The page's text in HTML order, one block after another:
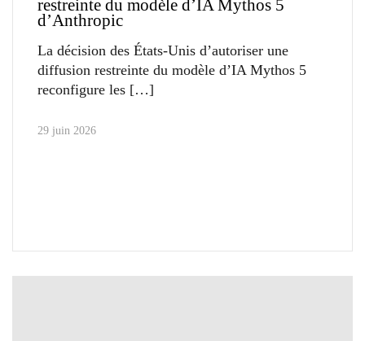
restreinte du modèle d’IA Mythos 5
d’Anthropic
La décision des États-Unis d’autoriser une
diffusion restreinte du modèle d’IA Mythos 5
reconfigure les
29 juin 2026